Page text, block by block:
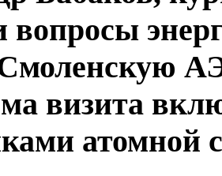
вопросы
визита
атомной